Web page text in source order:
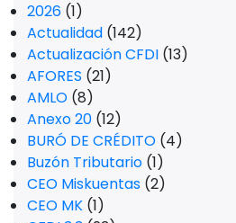
2026 (1)
Actualidad (142)
Actualización CFDI (13)
AFORES (21)
AMLO (8)
Anexo 20 (12)
BURÓ DE CRÉDITO (4)
Buzón Tributario (1)
CEO Miskuentas (2)
CEO MK (1)